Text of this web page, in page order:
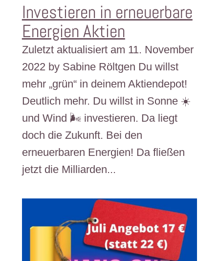
Investieren in erneuerbare
Energien Aktien
Zuletzt aktualisiert am 11. November
2022 by Sabine Röltgen Du willst
mehr „grün“ in deinem Aktiendepot!
Deutlich mehr. Du willst in Sonne ☀️
und Wind 🌬️ investieren. Da liegt
doch die Zukunft. Bei den
erneuerbaren Energien! Da fließen
jetzt die Milliarden...